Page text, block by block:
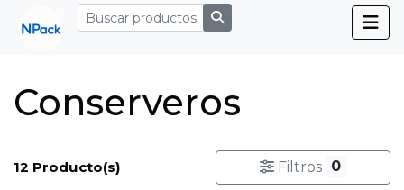
Conserveros
12 Producto(s) Filtros 0